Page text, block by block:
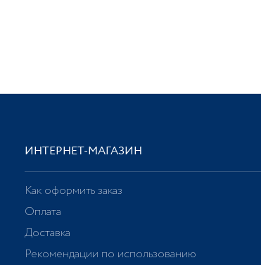
ИНТЕРНЕТ-МАГАЗИН
Как оформить заказ
Оплата
Доставка
Рекомендации по использованию